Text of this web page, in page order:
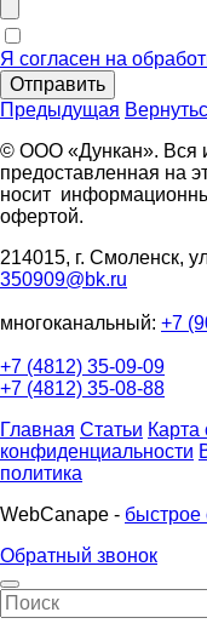
Я согласен на
Отправить
Предыдущая
© ООО «Дункан». Вся
предоставленная на
носит
офертой.
214015, г. Смоленск,
350909@bk.ru
многоканальный: +7
+7 (4812) 35-09-09
+7 (4812) 35-08-88
Главная Статьи Карта
конфиденциальности
политика
WebCanape - быстрое
Обратный звонок